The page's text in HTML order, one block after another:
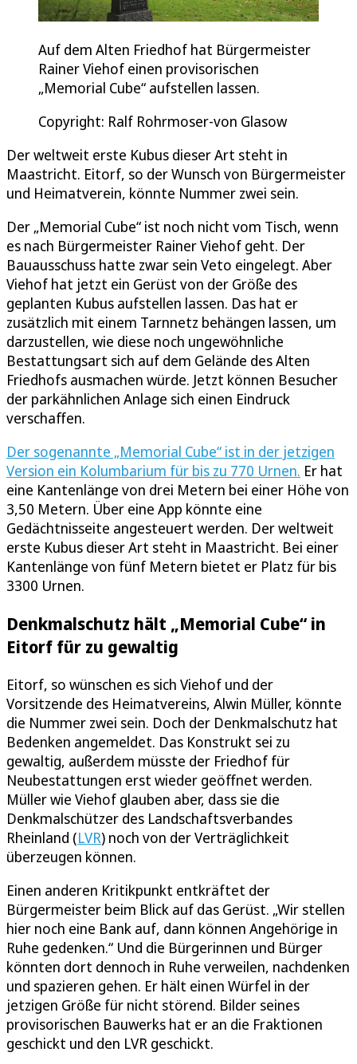
Auf dem Alten Friedhof hat Bürgermeister
Rainer Viehof einen provisorischen
„Memorial Cube“ aufstellen lassen.
Copyright: Ralf Rohrmoser-von Glasow
Der weltweit erste Kubus dieser Art steht in
Maastricht. Eitorf, so der Wunsch von Bürgermeister
und Heimatverein, könnte Nummer zwei sein.
Der „Memorial Cube“ ist noch nicht vom Tisch, wenn
es nach Bürgermeister Rainer Viehof geht. Der
Bauausschuss hatte zwar sein Veto eingelegt. Aber
Viehof hat jetzt ein Gerüst von der Größe des
geplanten Kubus aufstellen lassen. Das hat er
zusätzlich mit einem Tarnnetz behängen lassen, um
darzustellen, wie diese noch ungewöhnliche
Bestattungsart sich auf dem Gelände des Alten
Friedhofs ausmachen würde. Jetzt können Besucher
der parkähnlichen Anlage sich einen Eindruck
verschaffen.
Der sogenannte „Memorial Cube“ ist in der jetzigen
Version ein Kolumbarium für bis zu 770 Urnen. Er hat
eine Kantenlänge von drei Metern bei einer Höhe von
3,50 Metern. Über eine App könnte eine
Gedächtnisseite angesteuert werden. Der weltweit
erste Kubus dieser Art steht in Maastricht. Bei einer
Kantenlänge von fünf Metern bietet er Platz für bis
3300 Urnen.
Denkmalschutz hält „Memorial Cube“ in
Eitorf für zu gewaltig
Eitorf, so wünschen es sich Viehof und der
Vorsitzende des Heimatvereins, Alwin Müller, könnte
die Nummer zwei sein. Doch der Denkmalschutz hat
Bedenken angemeldet. Das Konstrukt sei zu
gewaltig, außerdem müsste der Friedhof für
Neubestattungen erst wieder geöffnet werden.
Müller wie Viehof glauben aber, dass sie die
Denkmalschützer des Landschaftsverbandes
Rheinland (LVR) noch von der Verträglichkeit
überzeugen können.
Einen anderen Kritikpunkt entkräftet der
Bürgermeister beim Blick auf das Gerüst. „Wir stellen
hier noch eine Bank auf, dann können Angehörige in
Ruhe gedenken.“ Und die Bürgerinnen und Bürger
könnten dort dennoch in Ruhe verweilen, nachdenken
und spazieren gehen. Er hält einen Würfel in der
jetzigen Größe für nicht störend. Bilder seines
provisorischen Bauwerks hat er an die Fraktionen
geschickt und den LVR geschickt.